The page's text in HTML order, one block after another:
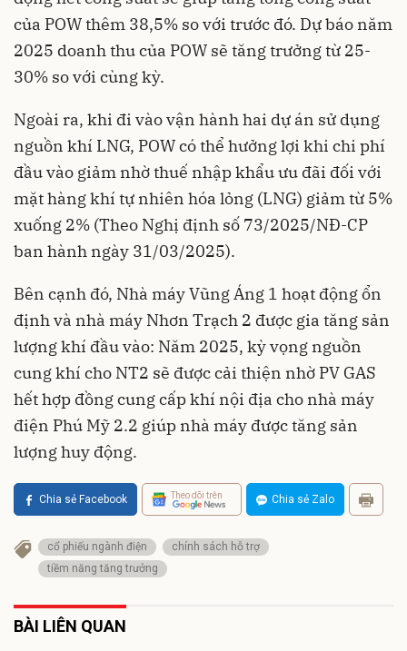
của POW thêm 38,5% so với trước đó. Dự báo năm
2025 doanh thu của POW sẽ tăng trưởng từ 25-
30% so với cùng kỳ.
Ngoài ra, khi đi vào vận hành hai dự án sử dụng
nguồn khí LNG, POW có thể hưởng lợi khi chi phí
đầu vào giảm nhờ thuế nhập khẩu ưu đãi đối với
mặt hàng khí tự nhiên hóa lỏng (LNG) giảm từ 5%
xuống 2% (Theo Nghị định số 73/2025/NĐ-CP
ban hành ngày 31/03/2025).
Bên cạnh đó, Nhà máy Vũng Áng 1 hoạt động ổn
định và nhà máy Nhơn Trạch 2 được gia tăng sản
lượng khí đầu vào: Năm 2025, kỳ vọng nguồn
cung khí cho NT2 sẽ được cải thiện nhờ PV GAS
hết hợp đồng cung cấp khí nội địa cho nhà máy
điện Phú Mỹ 2.2 giúp nhà máy được tăng sản
lượng huy động.
Chia sẻ Facebook Theo dõi trên Chia sẻ Zalo
cổ phiếu ngành điện
chính sách hỗ trợ
tiềm năng tăng trưởng
BÀI LIÊN QUAN